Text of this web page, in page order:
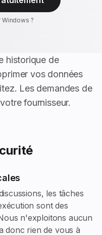
Windows ?
historique de
vos données
Les demandes de
fournisseur.
les tâches
sont des
n'exploitons aucun
donc rien de vous à